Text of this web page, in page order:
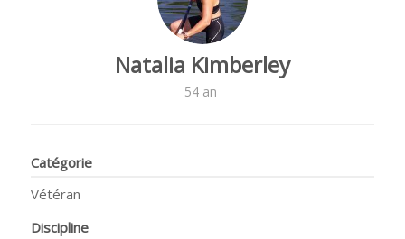
Natalia Kimberley
54 an
Catégorie
Vétéran
Discipline